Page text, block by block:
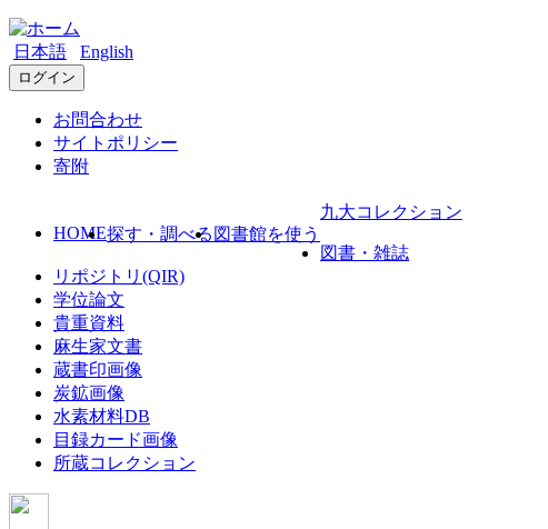
日本語 English
ログイン
お問合わせ
サイトポリシー
寄附
HOME探す・調べる 図書館を使う
九大コレクション
図書・雑誌
リポジトリ(QIR)
学位論文
貴重資料
麻生家文書
蔵書印画像
炭鉱画像
水素材料DB
目録カード画像
所蔵コレクション